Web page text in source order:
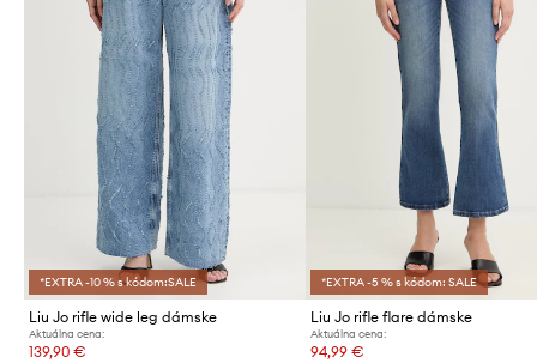
*EXTRA -10 % s kódom:SALE
Liu Jo rifle wide leg dámske
Aktuálna cena:
139,90 €
*EXTRA -5 % s kódom: SALE
Liu Jo rifle flare dámske
Aktuálna cena:
94,99 €